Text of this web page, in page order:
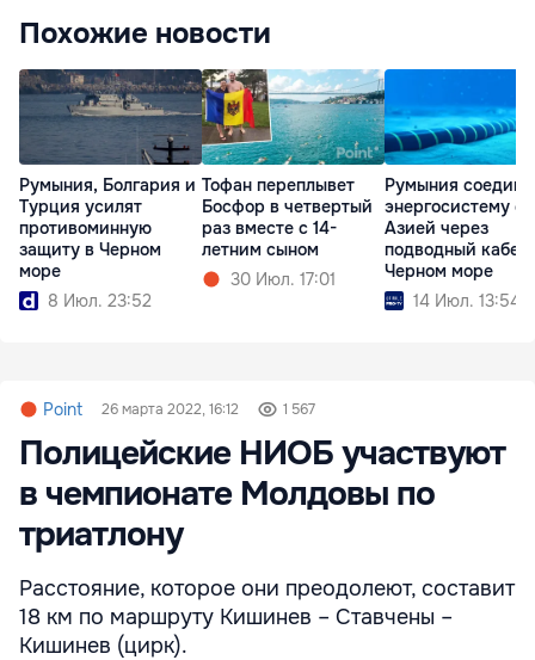
Похожие новости
Румыния, Болгария и
Турция усилят
противоминную
защиту в Черном
море
8 Июл. 23:52
Тофан переплывет
Босфор в четвертый
раз вместе с 14-
летним сыном
30 Июл. 17:01
Румыния
энергосистему с
Азией через
подводный
Черном море
14 Июл. 13:54
Point 26 марта 2022, 16:12 1 567
Полицейские НИОБ участвуют
в чемпионате Молдовы по
триатлону
Расстояние, которое они преодолеют, составит
18 км по маршруту Кишинев – Ставчены –
Кишинев (цирк).